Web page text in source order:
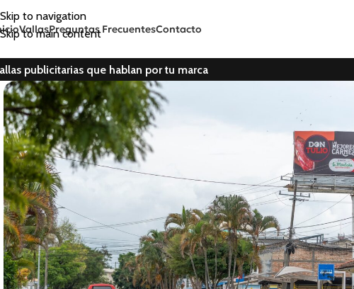
Skip to navigation
Skip to main content
VallasPreguntas FrecuentesContacto
publicitarias que hablan por tu marca